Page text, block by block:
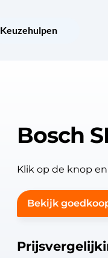
Keuzehulpen
Bosch
Klik op de knop
Bekijk